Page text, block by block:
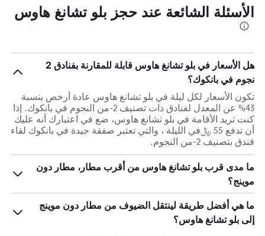
الأسئلة الشائعة عند حجز بلو تشانغ هاوس
هل الأسعار في بلو تشانغ هاوس قابلة للمقارنة بفنادق 2
نجوم في بانكوك؟
تكون الأسعار لكل ليلة في بلو تشانغ هاوس عادة أرخص بنسبة
43% عن المعدل لفنادق ذات تصنيف 2-من النجوم في بانكوك. إذا
كنت تريد الأقامة في بلو تشانغ هاوس، ضع في اعتبارك أنه عليك
أن تدفع 55 ﷼في الليلة ، والتي تعتبر صفقة جيدة في بانكوك لقاء
فندق بتصنيف 2-من النجوم.
ما مدى قرب بلو تشانغ هاوس من أقرب مطار، مطار دون
موينج؟
ما هي أفضل طريقة لينتقل الضيوف من مطار دون موينج
إلى بلو تشانغ هاوس؟